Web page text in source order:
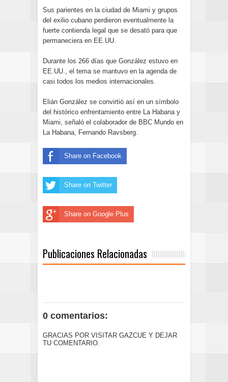
Sus parientes en la ciudad de Miami y grupos
del exilio cubano perdieron eventualmente la
fuerte contienda legal que se desató para que
permaneciera en EE.UU.
Durante los 266 días que González estuvo en
EE.UU., el tema se mantuvo en la agenda de
casi todos los medios internacionales.
Elián González se convirtió así en un símbolo
del histórico enfrentamiento entre La Habana y
Miami, señaló el colaborador de BBC Mundo en
La Habana, Fernando Ravsberg.
Share on Facebook
Share on Twitter
Share on Google Plus
Publicaciones Relacionadas
0 comentarios:
GRACIAS POR VISITAR GAZCUE Y DEJAR
TU COMENTARIO.